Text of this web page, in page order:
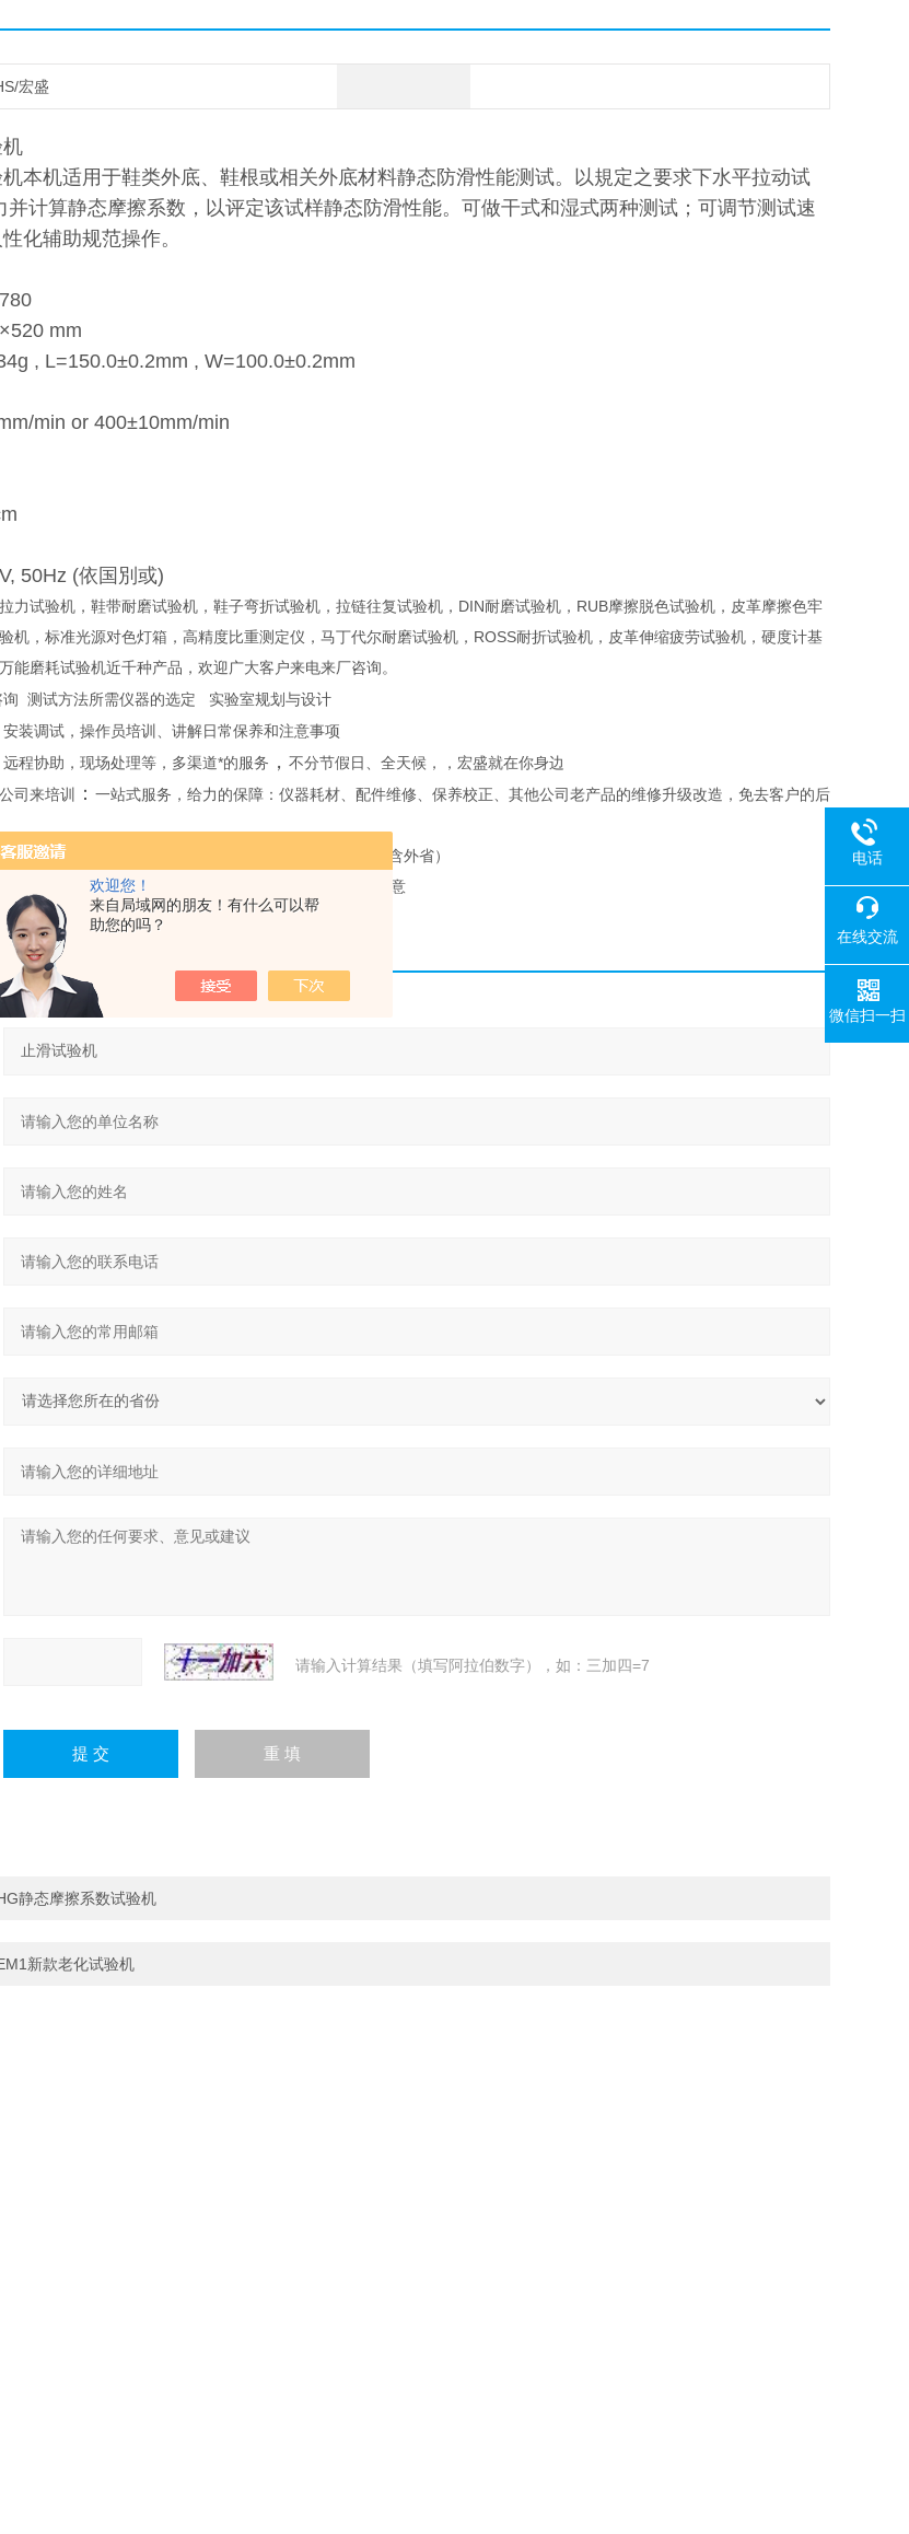
欢迎您！
来自局域网的朋友！有什么可以帮
助您的吗？
宏盛
机
本机适用于鞋类外底、鞋根或相关外底材料静态防滑性能测试。以規定之要求下水平拉动试
并计算静态摩擦系数，以评定该试样静态防滑性能。可做干式和湿式两种测试；可调节测试速
化辅助规范操作。
mm
, L=150.0±0.2mm , W=100.0±0.2mm
min or 400±10mm/min
50Hz (依国別或)
力试验机，鞋带耐磨试验机，鞋子弯折试验机，拉链往复试验机，DIN耐磨试验机，RUB摩擦脱色试验机，皮革摩擦色牢
机，标准光源对色灯箱，高精度比重测定仪，马丁代尔耐磨试验机，ROSS耐折试验机，皮革伸缩疲劳试验机，硬度计基
能磨耗试验机近千种产品，欢迎广大客户来电来厂咨询。
询 测试方法所需仪器的选定 实验室规划与设计
装调试，操作员培训、讲解日常保养和注意事项
程协助，现场处理等，多渠道*的服务 ， 不分节假日、全天候，，宏盛就在你身边
司来培训
： 一站式服务，给力的保障：仪器耗材、配件维修、保养校正、其他公司老产品的维修升级改造，免去客户的后
器故障，我们承诺客户48 小时到达现场处理服务。（不含外省）
议,让我们做得更好,我们一切的努力就是为了达到您的满意
请输入计算结果（填写阿拉伯数字），如：三加四=7
静态摩擦系数试验机
新款老化试验机
电话
在线交流
微信扫一扫